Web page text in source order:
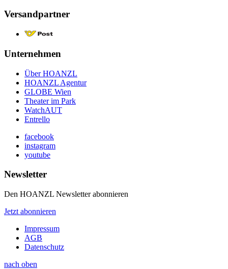
Versandpartner
Unternehmen
Über HOANZL
HOANZL Agentur
GLOBE Wien
Theater im Park
WatchAUT
Entrello
facebook
instagram
youtube
Newsletter
Den HOANZL Newsletter abonnieren
Jetzt abonnieren
Impressum
AGB
Datenschutz
nach oben